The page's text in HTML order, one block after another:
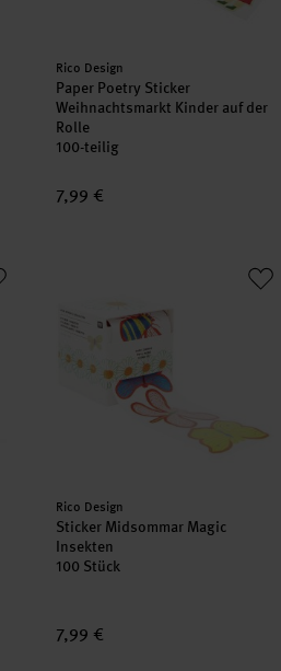
Hersteller:
Rico Design
Paper Poetry Sticker
Weihnachtsmarkt Kinder auf der
Rolle
100-teilig
7,99 €
Hersteller:
Rico Design
Sticker Midsommar Magic
Insekten
100 Stück
7,99 €